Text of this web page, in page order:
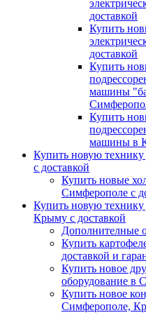
доставкой
Купить
доставкой
Купить
машины
Купить
машины в
Купить новую
с доставкой
Купить новые
Симферополе с
Купить новую
Крыму с доставкой
Дополнителные
Купить
доставкой и
Купить новое
оборудование в
Купить новое
Симферополе,